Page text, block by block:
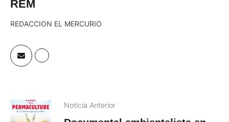
REM
REDACCION EL MERCURIO
Noticia Anterior